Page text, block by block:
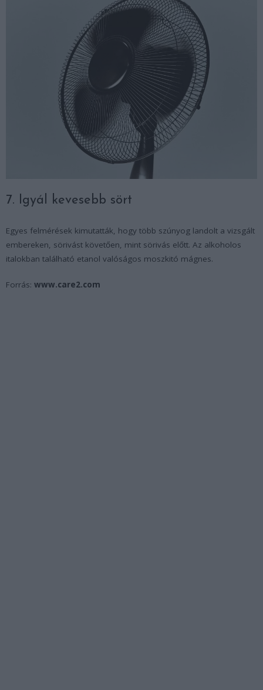
7. Igyál kevesebb sört
Egyes felmérések kimutatták, hogy több szúnyog landolt a vizsgált
embereken, sörivást követően, mint sörivás előtt. Az alkoholos
italokban található etanol valóságos moszkitó mágnes.
Forrás: www.care2.com